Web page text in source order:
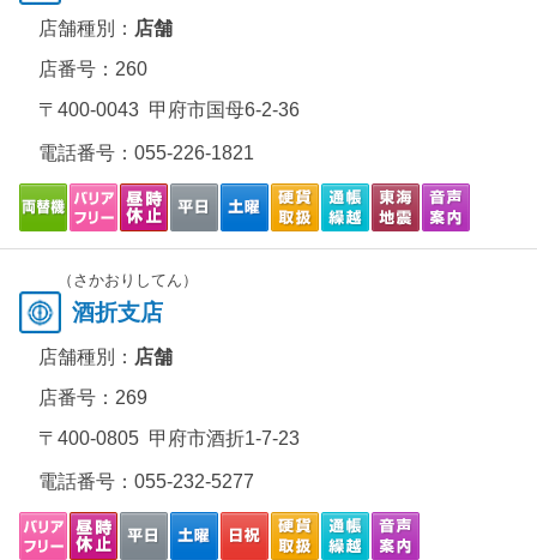
店舗種別： 店舗
店番号：260
〒400-0043 甲府市国母6-2-36
電話番号： 055-226-1821
（さかおりしてん）
酒折支店
店舗種別： 店舗
店番号：269
〒400-0805 甲府市酒折1-7-23
電話番号： 055-232-5277